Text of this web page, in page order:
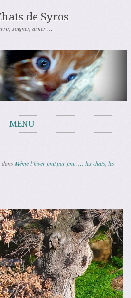
de Syros
soigner, aimer …
MENU
dansMême l’hiver finit par finir…: les chats, les